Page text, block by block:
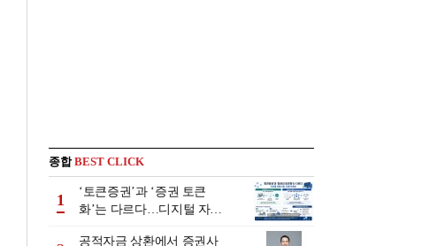
종합BEST CLICK
1
‘토큰증권’과 ‘증권 토큰
화’는 다르다…디지털 자본
공적자금 상환에서 증권사